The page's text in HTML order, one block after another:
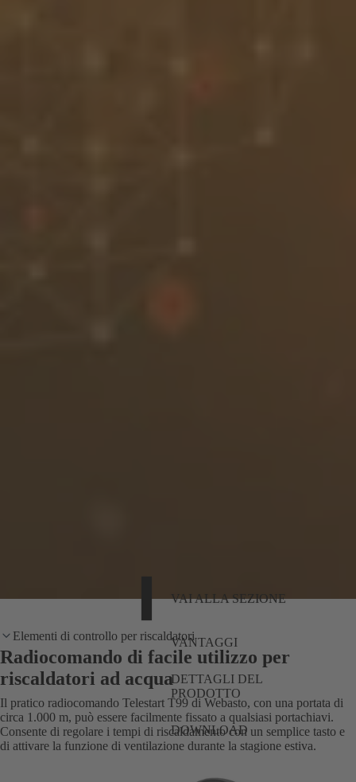
VAI ALLA SEZIONE
VANTAGGI
DETTAGLI DEL
PRODOTTO
DOWNLOAD
Elementi di controllo per riscaldatori
Radiocomando di facile utilizzo per
riscaldatori ad acqua
Il pratico radiocomando Telestart T99 di Webasto, con una portata di
circa 1.000 m, può essere facilmente fissato a qualsiasi portachiavi.
Consente di regolare i tempi di riscaldamento con un semplice tasto e
di attivare la funzione di ventilazione durante la stagione estiva.